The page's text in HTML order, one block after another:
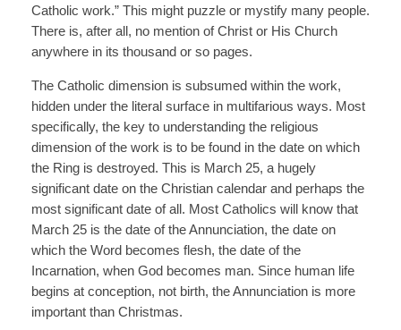
Catholic work.” This might puzzle or mystify many people.
There is, after all, no mention of Christ or His Church
anywhere in its thousand or so pages.
The Catholic dimension is subsumed within the work,
hidden under the literal surface in multifarious ways. Most
specifically, the key to understanding the religious
dimension of the work is to be found in the date on which
the Ring is destroyed. This is March 25, a hugely
significant date on the Christian calendar and perhaps the
most significant date of all. Most Catholics will know that
March 25 is the date of the Annunciation, the date on
which the Word becomes flesh, the date of the
Incarnation, when God becomes man. Since human life
begins at conception, not birth, the Annunciation is more
important than Christmas.